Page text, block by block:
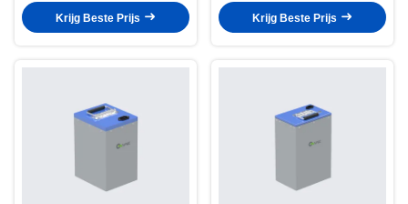
Krijg Beste Prijs
Krijg Beste Prijs